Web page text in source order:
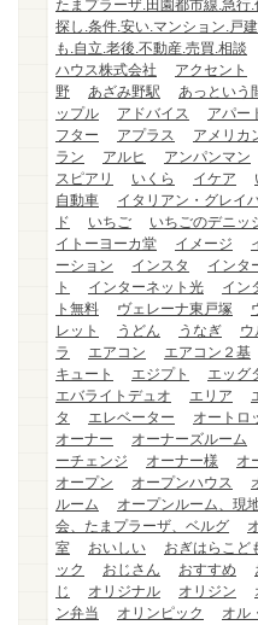
たまプラーザ.田園都市線.急行.
探し.条件.安い.マンション.戸
も.自立.老後.不動産.売買.相談
ハウス株式会社
アクセント
野
あざみ野駅 あっという
ップル
アドバイス アパー
フター
アプラス
アメリカ
ラン
アルヒ アンパンマン
スピアリ
いくら イケア
自動車
イタリアン・グレイ
ド
いちご
いちごのデニッ
イトーヨーカ堂
イメージ
ーション
インスタ
インタ
ト
インターネット光
イン
ト無料
ヴェレーナ東戸塚
レット
うどん うなぎ
ウ
ラ
エアコン エアコン２基
キュート
エジプト
エッグ
エバライトデュオ
エリア
タ
エレベーター
オートロ
オーナー
オーナーズルーム
ーチェンジ
オーナー様
オ
オープン
オープンハウス
ルーム
オープンルーム、現
会、たまプラーザ、ベルグ
室
おいしい
おぎはらこど
ック
おじさん おすすめ
じ
オリジナル オリジン
ン弁当
オリンピック
オル